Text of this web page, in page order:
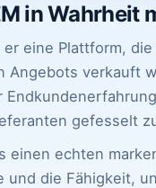
in Wahrheit
er eine Plattform,
Angebots verkauft
gefesselt
einen echten
und die Fähigkeit,